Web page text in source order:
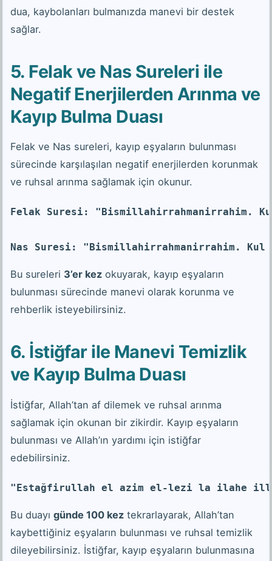
dua, kaybolanları bulmanızda manevi bir destek
sağlar.
5. Felak ve Nas Sureleri ile
Negatif Enerjilerden Arınma ve
Kayıp Bulma Duası
Felak ve Nas sureleri, kayıp eşyaların bulunması
sürecinde karşılaşılan negatif enerjilerden korunmak
ve ruhsal arınma sağlamak için okunur.
Felak Suresi: "Bismillahirrahmanirrahim.
Nas Suresi: "Bismillahirrahmanirrahim.
Bu sureleri 3’er kez okuyarak, kayıp eşyaların
bulunması sürecinde manevi olarak korunma ve
rehberlik isteyebilirsiniz.
6. İstiğfar ile Manevi Temizlik
ve Kayıp Bulma Duası
İstiğfar, Allah’tan af dilemek ve ruhsal arınma
sağlamak için okunan bir zikirdir. Kayıp eşyaların
bulunması ve Allah’ın yardımı için istiğfar
edebilirsiniz.
"Estağfirullah el azim el-lezi la ilahe illa
Bu duayı günde 100 kez tekrarlayarak, Allah’tan
kaybettiğiniz eşyaların bulunması ve ruhsal temizlik
dileyebilirsiniz. İstiğfar, kayıp eşyaların bulunmasına